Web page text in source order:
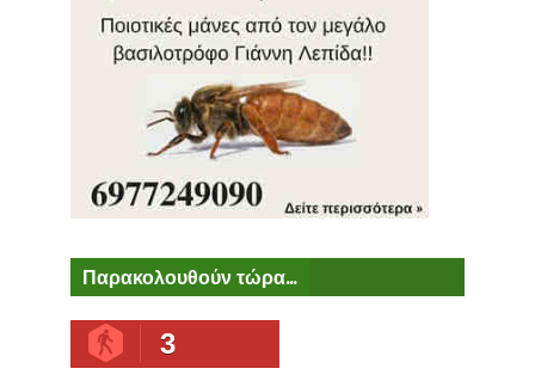
Παρακολουθούν τώρα...
3